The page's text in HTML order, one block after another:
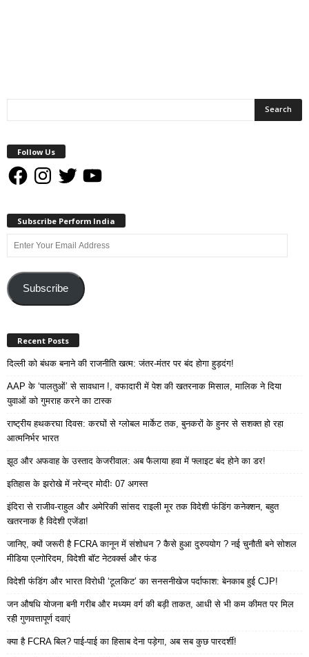
Follow Us
FacebookInstagram
Twitter YouTube
Subscribe Perform India
Enter
Your
Email
AddressSubscribe
Recent Posts
दिल्ली को बंधक बनाने की राजनीति खत्म: जंतर-मंतर पर बंद होगा हुड़दंग!
AAP के ‘पालतुओं’ से सावधान !, वफादारी में पेश की खतरनाक मिसाल, मालिक ने दिया
युवाओं को गुमराह करने का टास्क
राष्ट्रीय हथकरघा दिवस: करघों से ग्लोबल मार्केट तक, बुनकरों के हुनर से सशक्त हो रहा
आत्मनिर्भर भारत
झूठ और अफवाह के उस्ताद केजरीवाल: अब फैलाया हवा में फ्लाइट बंद होने का डर!
इतिहास के झरोखे में नरेन्द्र मोदीः 07 अगस्त
इंदिरा से राजीव-राहुल और अमेरिकी सांसद राइली मूर तक विदेशी फंडिंग कनेक्शन, बहुत
खतरनाक है विदेशी एजेंडा!
जानिए, क्यों जरूरी है FCRA कानून में संशोधन ? कैसे हुआ दुरुपयोग ? नई चुनौती बने सोशल
मीडिया एल्गोरिदम, विदेशी बॉट नेटवर्क्स और फंड
विदेशी फंडिंग और भारत विरोधी ‘टूलकिट’ का सनसनीखेज पर्दाफाश: बेनकाब हुई CJP!
जन औषधि योजना बनी गरीब और मध्यम वर्ग की बड़ी ताकत, आधी से भी कम कीमत पर मिल
रही गुणवत्तापूर्ण दवाएं
क्या है FCRA बिल? पाई-पाई का हिसाब देना पड़ेगा, अब सब कुछ पारदर्शी!